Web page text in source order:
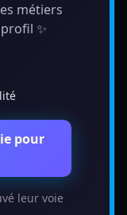
métiers
✨
pour
leur voie